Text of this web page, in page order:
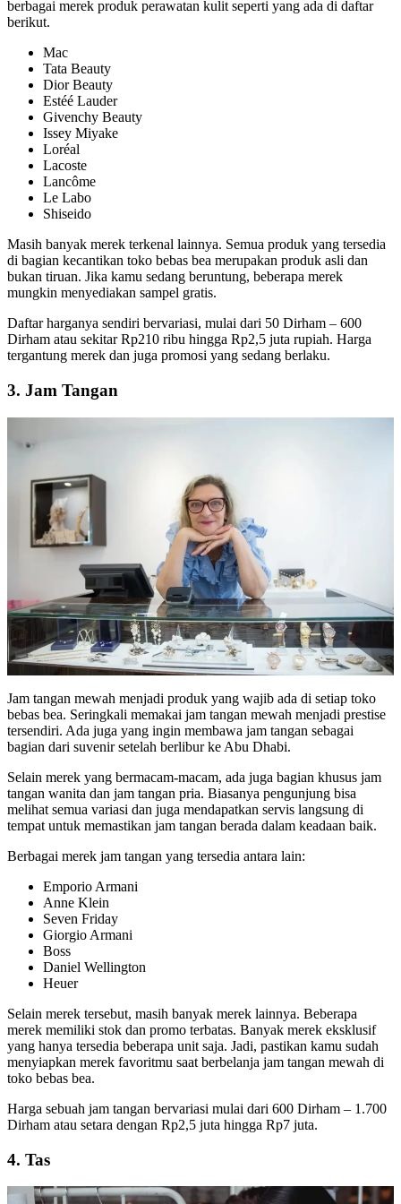
berbagai merek produk perawatan kulit seperti yang ada di daftar
berikut.
Mac
Tata Beauty
Dior Beauty
Estéé Lauder
Givenchy Beauty
Issey Miyake
Loréal
Lacoste
Lancôme
Le Labo
Shiseido
Masih banyak merek terkenal lainnya. Semua produk yang tersedia
di bagian kecantikan toko bebas bea merupakan produk asli dan
bukan tiruan. Jika kamu sedang beruntung, beberapa merek
mungkin menyediakan sampel gratis.
Daftar harganya sendiri bervariasi, mulai dari 50 Dirham – 600
Dirham atau sekitar Rp210 ribu hingga Rp2,5 juta rupiah. Harga
tergantung merek dan juga promosi yang sedang berlaku.
3. Jam Tangan
Jam tangan mewah menjadi produk yang wajib ada di setiap toko
bebas bea. Seringkali memakai jam tangan mewah menjadi prestise
tersendiri. Ada juga yang ingin membawa jam tangan sebagai
bagian dari suvenir setelah berlibur ke Abu Dhabi.
Selain merek yang bermacam-macam, ada juga bagian khusus jam
tangan wanita dan jam tangan pria. Biasanya pengunjung bisa
melihat semua variasi dan juga mendapatkan servis langsung di
tempat untuk memastikan jam tangan berada dalam keadaan baik.
Berbagai merek jam tangan yang tersedia antara lain:
Emporio Armani
Anne Klein
Seven Friday
Giorgio Armani
Boss
Daniel Wellington
Heuer
Selain merek tersebut, masih banyak merek lainnya. Beberapa
merek memiliki stok dan promo terbatas. Banyak merek eksklusif
yang hanya tersedia beberapa unit saja. Jadi, pastikan kamu sudah
menyiapkan merek favoritmu saat berbelanja jam tangan mewah di
toko bebas bea.
Harga sebuah jam tangan bervariasi mulai dari 600 Dirham – 1.700
Dirham atau setara dengan Rp2,5 juta hingga Rp7 juta.
4. Tas